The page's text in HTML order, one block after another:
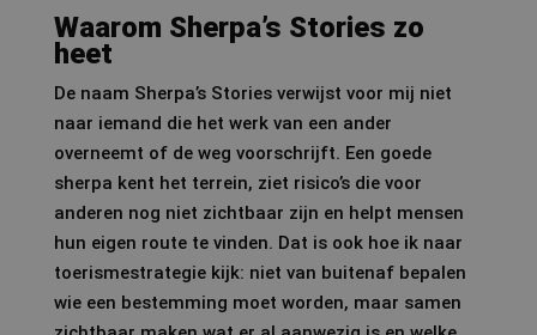
Waarom Sherpa’s Stories zo
heet
De naam Sherpa’s Stories verwijst voor mij niet
naar iemand die het werk van een ander
overneemt of de weg voorschrijft. Een goede
sherpa kent het terrein, ziet risico’s die voor
anderen nog niet zichtbaar zijn en helpt mensen
hun eigen route te vinden. Dat is ook hoe ik naar
toerismestrategie kijk: niet van buitenaf bepalen
wie een bestemming moet worden, maar samen